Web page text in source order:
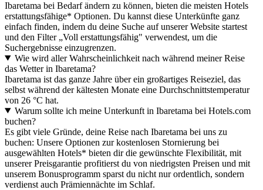
Ibaretama bei Bedarf ändern zu können, bieten die meisten Hotels
erstattungsfähige* Optionen. Du kannst diese Unterkünfte ganz
einfach finden, indem du deine Suche auf unserer Website startest
und den Filter „Voll erstattungsfähig" verwendest, um die
Suchergebnisse einzugrenzen.
Wie wird aller Wahrscheinlichkeit nach während meiner Reise
das Wetter in Ibaretama?
Ibaretama ist das ganze Jahre über ein großartiges Reiseziel, das
selbst während der kältesten Monate eine Durchschnittstemperatur
von 26 °C hat.
Warum sollte ich meine Unterkunft in Ibaretama bei Hotels.com
buchen?
Es gibt viele Gründe, deine Reise nach Ibaretama bei uns zu
buchen: Unsere Optionen zur kostenlosen Stornierung bei
ausgewählten Hotels* bieten dir die gewünschte Flexibilität, mit
unserer Preisgarantie profitierst du von niedrigsten Preisen und mit
unserem Bonusprogramm sparst du nicht nur ordentlich, sondern
verdienst auch Prämiennächte im Schlaf.